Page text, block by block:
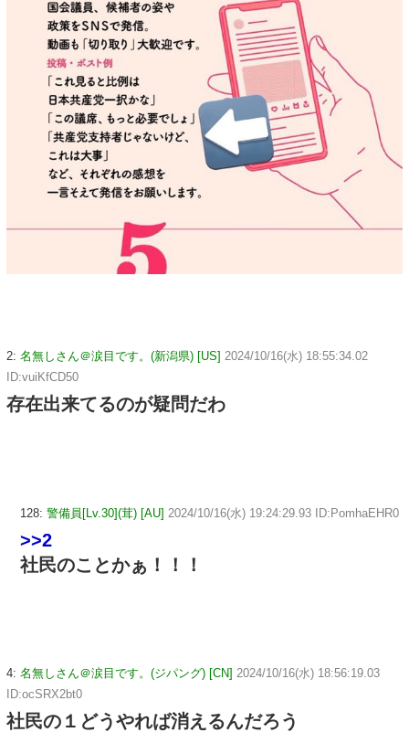
2: 名無しさん＠涙目です。(新潟県) [US] 2024/10/16(水) 18:55:34.02
ID:vuiKfCD50
存在出来てるのが疑問だわ
128: 警備員[Lv.30](茸) [AU] 2024/10/16(水) 19:24:29.93 ID:PomhaEHR0
>>2
社民のことかぁ！！！
4: 名無しさん＠涙目です。(ジパング) [CN] 2024/10/16(水) 18:56:19.03
ID:ocSRX2bt0
社民の１どうやれば消えるんだろう